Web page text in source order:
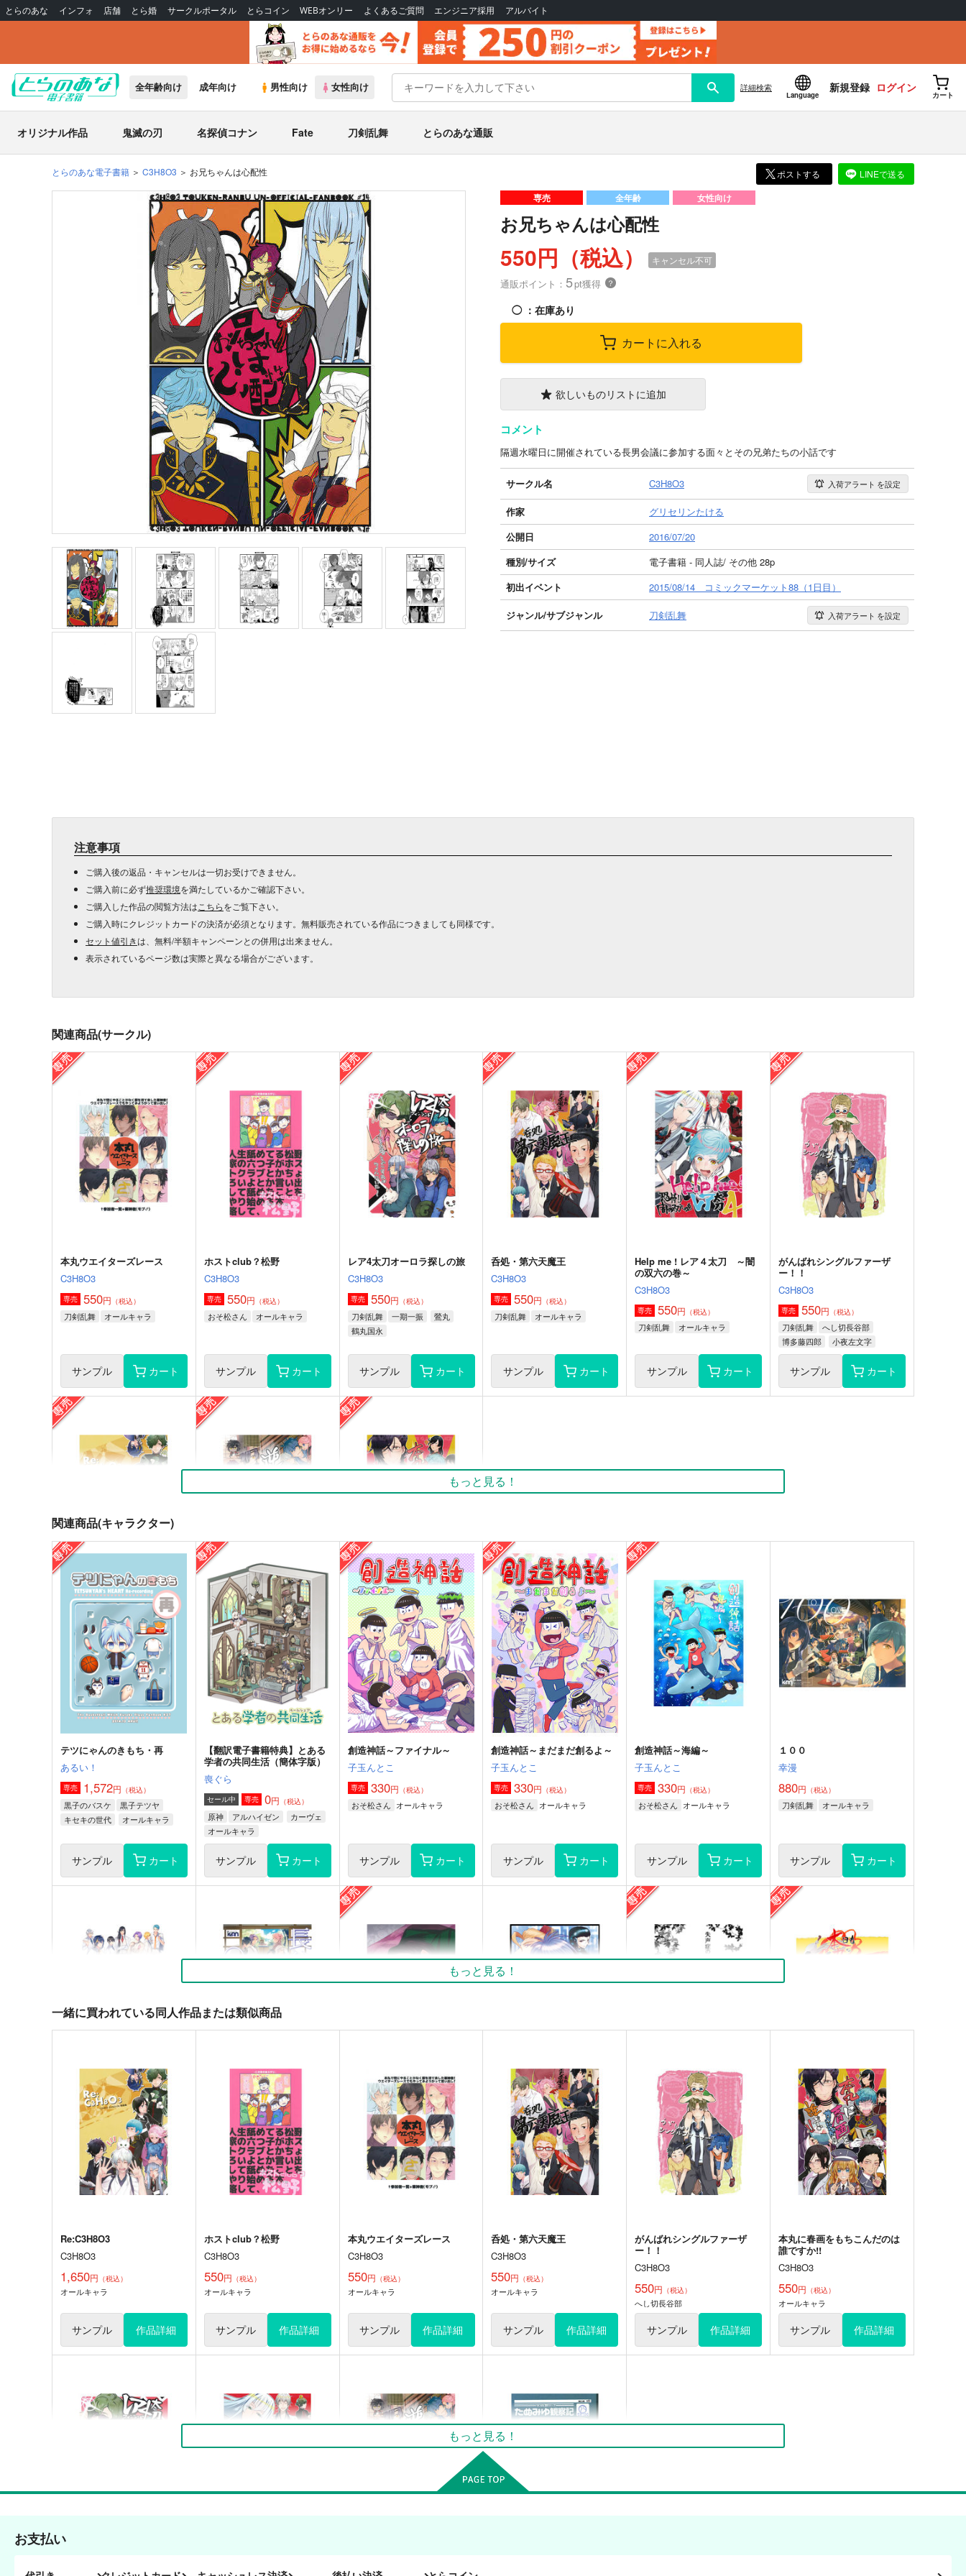
とらのあな インフォ 店舗 とら婚 サークルポータル とらコイン WEBオンリー よくあるご質問 エンジニア採用 アルバイト
全年齢向け 成年向け 男性向け 女性向け 詳細検索
Language
新規登録 ログイン
カート
オリジナル作品 鬼滅の刃 名探偵コナン Fate 刀剣乱舞 とらのあな通販
とらのあな電子書籍 C3H8O3 お兄ちゃんは心配性 ポストする LINEで送る
専売 全年齢 女性向け
お兄ちゃんは心配性
550円（税込） キャンセル不可
通販ポイント： 5pt獲得 ？
◯ ：在庫あり
カートに入れる
欲しいものリストに追加
コメント
隔週水曜日に開催されている長男会議に参加する面々とその兄弟たちの小話です
サークル名 C3H8O3 入荷アラート を設定
作家
グリセリンたける
公開日
2016/07/20
種別/サイズ
電子書籍 - 同人誌/ その他 28p
初出イベント
2015/08/14 コミックマーケット88（1日目）
ジャンル/サブジャンル 刀剣乱舞 入荷アラート を設定
注意事項
ご購入後の返品・キャンセルは一切お受けできません。
ご購入前に必ず推奨環境を満たしているかご確認下さい。
ご購入した作品の閲覧方法は こちらをご覧下さい。
ご購入時にクレジットカードの決済が必須となります。無料販売されている作品につきましても同様です。
セット値引きは、無料/半額キャンペーンとの併用は出来ません。
表示されているページ数は実際と異なる場合がございます。
関連商品(サークル)
本丸ウエイターズレース
C3H8O3
専売 550円 （税込）
刀剣乱舞 オールキャラ
サンプル カート
ホストclub？松野
C3H8O3
専売 550円 （税込）
おそ松さん オールキャラ
サンプル カート
レア4太刀オーロラ探しの旅
C3H8O3
専売 550円 （税込）
刀剣乱舞 一期一振
鶯丸
鶴丸国永
サンプル カート
呑処・第六天魔王
C3H8O3
専売 550円 （税込）
刀剣乱舞 オールキャラ
サンプル カート
Help me ! レア４太刀 ～闇
の双六の巻～
C3H8O3
専売 550円 （税込）
刀剣乱舞 オールキャラ
サンプル カート
がんばれシングルファーザ
ー！！
C3H8O3
専売 550円 （税込）
刀剣乱舞
へし切長谷部
博多藤四郎
小夜左文字
サンプル カート
Re:C3H8O3
C3H8O3
1,650円（税込）
刀剣乱舞 オールキャラ
サンプル カート
逆転本丸!! ～いち兄の大阪
城発掘大作戦～ おやつはア
イスでいいですか？
C3H8O3
専売 550円（税込）
刀剣乱舞 オールキャラ
サンプル カート
本丸に春画をもちこんだのは
誰ですか!!
C3H8O3
専売 550円（税込）
刀剣乱舞 オールキャラ
サンプル カート
もっと見る！
関連商品(キャラクター)
テツにゃんのきもち・再
あるい！
専売 1,572円 （税込）
黒子のバスケ
黒子テツヤ
キセキの世代
オールキャラ
サンプル カート
【翻訳電子書籍特典】とある
学者の共同生活（簡体字版）
喪ぐら
セール中 専売 0円 （税込）
原神 アルハイゼン
カーヴェ
オールキャラ
サンプル カート
創造神話～ファイナル～
子玉んとこ
専売 330円 （税込）
おそ松さん オールキャラ
サンプル カート
創造神話～まだまだ創るよ～
子玉んとこ
専売 330円 （税込）
おそ松さん オールキャラ
サンプル カート
創造神話～海編～
子玉んとこ
専売 330円 （税込）
おそ松さん オールキャラ
サンプル カート
１００
幸漫
880円 （税込）
刀剣乱舞 オールキャラ
サンプル カート
マリアージュ
880円 （税込）
刀剣乱舞 織田組
伊達組
オールキャラ
サンプル カート
長谷部君は〇〇〇〇。
円（税込）
刀剣乱舞
へし切長谷部
審神者
オールキャラ
サンプル カート
消滅本丸
ざぼん
1,150円（税込）
刀剣乱舞 オールキャラ
サンプル カート
MANMADE Metempsychosis
MANMADE-S
821円（税込）
その他 オールキャラ
サンプル カート
失声症の刀剣保護者と審神者
会議襲撃戦＠後日談
まぐろの缶詰
220円（税込）
刀剣乱舞 刀剣男士×女審神者
サンプル カート
本日も花丸なり
らてあゝと
330円（税込）
刀剣乱舞
燭台切光忠
薬研藤四郎
オールキャラ
サンプル カート
オールキャラ
MEKAKUCITY MEMORIES
Habseligkeiten
オールキャラ
まんばと！伍
000
オールキャラ
まんばと！肆
000
専売
刀剣乱舞
オールキャラ
織田vs伊達！本丸のど自慢大
刀剣乱舞
へし切長谷部
まんばと！参
000
オールキャラ
もっと見る！
一緒に買われている同人作品または類似商品
Re:C3H8O3
C3H8O3
1,650円 （税込）
オールキャラ
サンプル 作品詳細
ホストclub？松野
C3H8O3
550円 （税込）
オールキャラ
サンプル 作品詳細
本丸ウエイターズレース
C3H8O3
550円 （税込）
オールキャラ
サンプル 作品詳細
呑処・第六天魔王
C3H8O3
550円 （税込）
オールキャラ
サンプル 作品詳細
がんばれシングルファーザ
ー！！
C3H8O3
550円 （税込）
へし切長谷部
サンプル 作品詳細
本丸に春画をもちこんだのは
誰ですか!!
C3H8O3
550円 （税込）
オールキャラ
サンプル 作品詳細
もっと見る！
お支払い